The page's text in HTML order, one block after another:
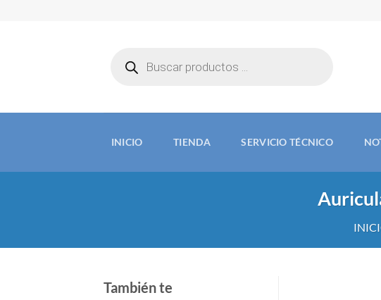
productos
INICIO TIENDA SERVICIO TÉCNICO
También te